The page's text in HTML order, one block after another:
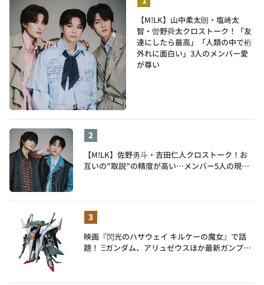
【M!LK】山中柔太朗・塩﨑太
智・曽野舜太クロストーク！「友
達にしたら最高」「人類の中で桁
外れに面白い」3人のメンバー愛
が尊い
【M!LK】佐野勇斗・吉田仁人クロストーク！お
互いの"取説"の精度が高い…メンバー5人の現在
映画『閃光のハサウェイ キルケーの魔女』で話
題！ Ξガンダム、アリュゼウスほか最新ガンプラ